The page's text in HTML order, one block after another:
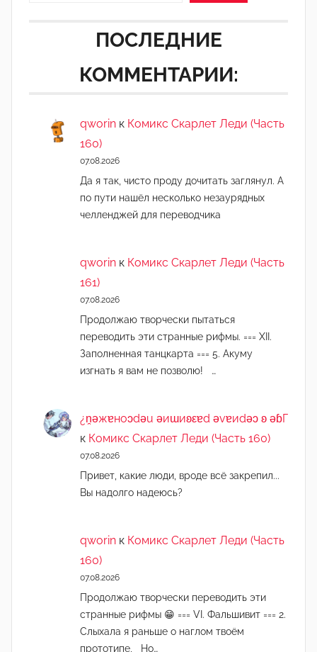
-
д
н
ПОСЛЕДНИЕ
КОММЕНТАРИИ:
qworin к Комикс Скарлет Леди (Часть
160)
07.08.2026
Да я так, чисто проду дочитать заглянул. А
по пути нашёл несколько незаурядных
челленджей для переводчика
qworin к Комикс Скарлет Леди (Часть
161)
07.08.2026
Продолжаю творчески пытаться
переводить эти странные рифмы. === XII.
Заполненная танцкарта === 5. Акуму
изгнать я вам не позволю! …
¿n̯ǝжɐноɔdǝu ǝиɯиʚεɐd ǝvɐиdǝɔ ʚ ǝɓГ
к Комикс Скарлет Леди (Часть 160)
07.08.2026
Привет, какие люди, вроде всё закрепил...
Вы надолго надеюсь?
qworin к Комикс Скарлет Леди (Часть
160)
07.08.2026
Продолжаю творчески переводить эти
странные рифмы 😁 === VI. Фальшивит === 2.
Слыхала я раньше о наглом твоём
прототипе, Но…